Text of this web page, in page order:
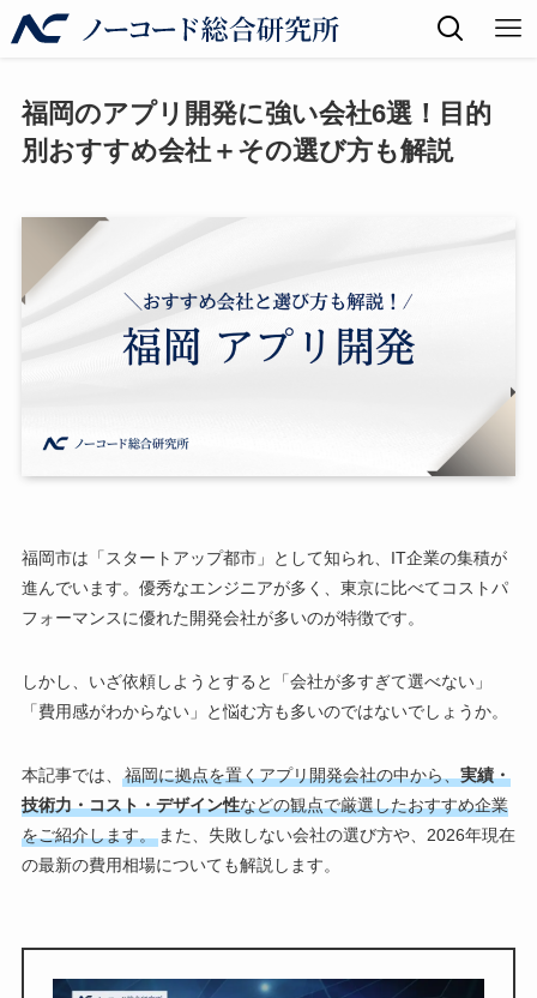
福岡のアプリ開発に強い会社6選！目的
別おすすめ会社＋その選び方も解説
福岡市は「スタートアップ都市」として知られ、IT企業の集積が
進んでいます。優秀なエンジニアが多く、東京に比べてコストパ
フォーマンスに優れた開発会社が多いのが特徴です。
しかし、いざ依頼しようとすると「会社が多すぎて選べない」
「費用感がわからない」と悩む方も多いのではないでしょうか。
本記事では、 福岡に拠点を置くアプリ開発会社の中から、実績・
技術力・コスト・デザイン性などの観点で厳選したおすすめ企業
をご紹介します。また、失敗しない会社の選び方や、2026年現在
の最新の費用相場についても解説します。